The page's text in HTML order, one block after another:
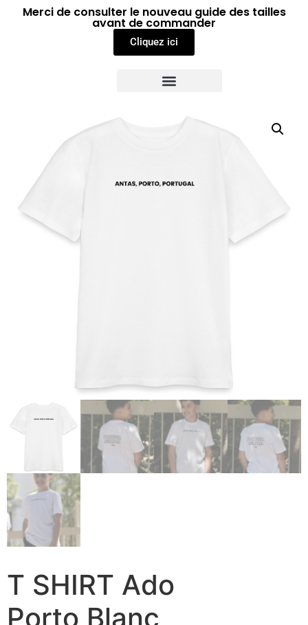
Merci de consulter le nouveau guide des tailles
avant de commander
Cliquez ici
T SHIRT Ado
Porto Blanc